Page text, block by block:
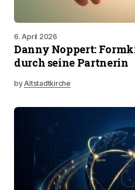
6. April 2026
Danny Noppert:
durch seine Partnerin
byAltstadtkirche